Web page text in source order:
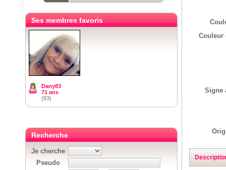
Couleur
Signe
Ses membres favoris
Dany83
71 ans
(83)
Recherche
Je cherche
Pseudo